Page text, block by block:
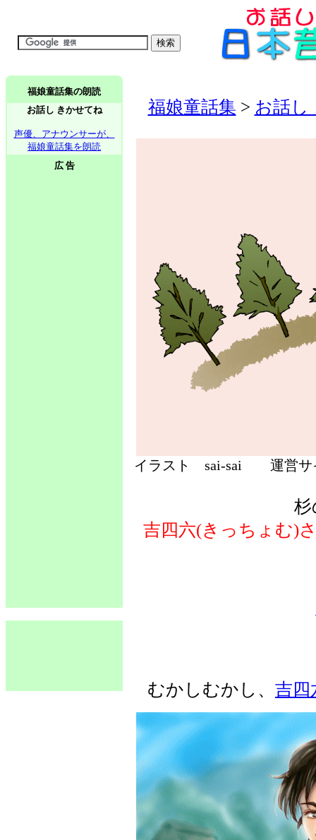
福娘童話集の朗読
お話し きかせてね
声優、アナウンサーが、
福娘童話集を朗読
広 告
福娘童話集 > お話し
イラスト sai-sai 運営
杉
吉四六(きっちょむ)
むかしむかし、 吉四